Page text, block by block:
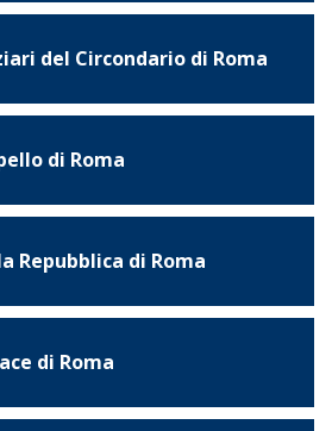
del Circondario di Roma
di Roma
Repubblica di Roma
di Roma